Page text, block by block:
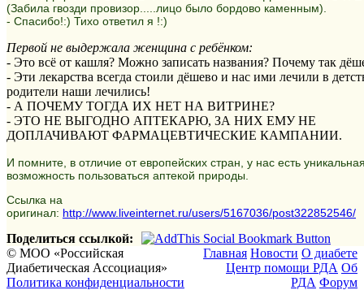
(Забила гвозди провизор.....лицо было бордово каменным).
- Спасибо!:) Тихо ответил я !:)
Первой не выдержала женщина с ребёнком:
- Это всё от кашля? Можно записать названия? Почему так
- Эти лекарства всегда стоили дёшево и нас ими лечили в
родители наши лечились!
- А ПОЧЕМУ ТОГДА ИХ НЕТ НА ВИТРИНЕ?
- ЭТО НЕ ВЫГОДНО АПТЕКАРЮ, ЗА НИХ ЕМУ НЕ
ДОПЛАЧИВАЮТ ФАРМАЦЕВТИЧЕСКИЕ КАМПАНИИ.
И помните, в отличие от европейских стран, у нас есть
возможность пользоваться аптекой природы.
Ссылка на
оригинал: http://www.liveinternet.ru/users/5167036/post322852546/
Поделиться ссылкой:
© МОО «Российская
Диабетическая Ассоциация»
Политика конфиденциальности
Главная Новости О диабете
Центр помощи РДА Об
РДА Форум